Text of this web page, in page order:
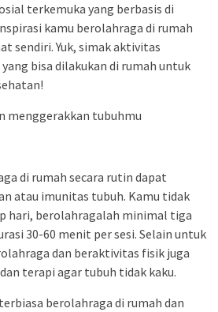
terkemuka yang berbasis di
kamu berolahraga di rumah
sendiri. Yuk, simak aktivitas
bisa dilakukan di rumah untuk
menggerakkan tubuhmu
di rumah secara rutin dapat
atau imunitas tubuh. Kamu tidak
hari, berolahragalah minimal tiga
30-60 menit per sesi. Selain untuk
dan beraktivitas fisik juga
terapi agar tubuh tidak kaku.
berolahraga di rumah dan